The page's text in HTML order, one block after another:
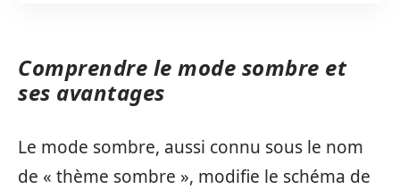
Comprendre le mode sombre et
ses avantages
Le mode sombre, aussi connu sous le nom
de « thème sombre », modifie le schéma de